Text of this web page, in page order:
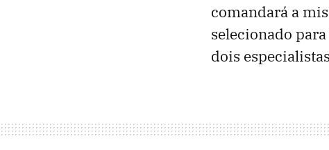
comandará a
selecionado
dois